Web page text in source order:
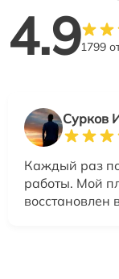
4.91799
Сурков
Каждый раз
работы. Мой
восстановлен